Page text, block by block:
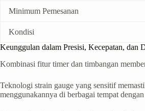
Minimum Pemesanan
Kondisi
Keunggulan dalam Presisi, Kecepatan, dan
Kombinasi fitur timer dan timbangan
Teknologi strain gauge yang sensitif
menggunakannya di berbagai tempat